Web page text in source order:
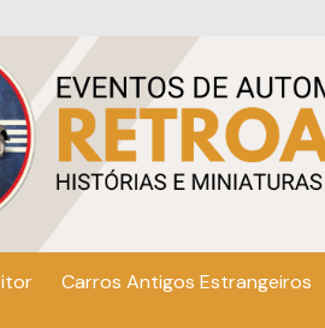
Carros Antigos Estrangeiros